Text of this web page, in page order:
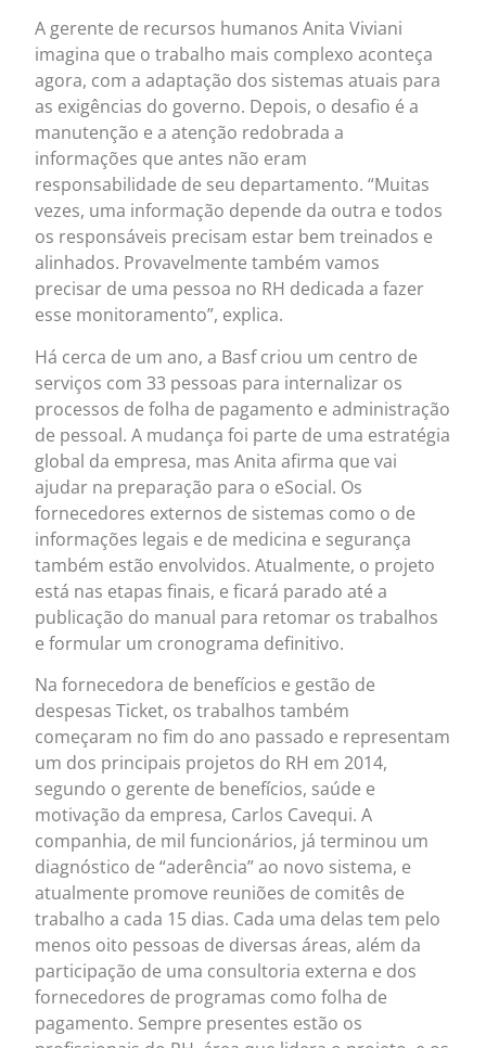
A gerente de recursos humanos Anita Viviani
imagina que o trabalho mais complexo aconteça
agora, com a adaptação dos sistemas atuais para
as exigências do governo. Depois, o desafio é a
manutenção e a atenção redobrada a
informações que antes não eram
responsabilidade de seu departamento. “Muitas
vezes, uma informação depende da outra e todos
os responsáveis precisam estar bem treinados e
alinhados. Provavelmente também vamos
precisar de uma pessoa no RH dedicada a fazer
esse monitoramento”, explica.
Há cerca de um ano, a Basf criou um centro de
serviços com 33 pessoas para internalizar os
processos de folha de pagamento e administração
de pessoal. A mudança foi parte de uma estratégia
global da empresa, mas Anita afirma que vai
ajudar na preparação para o eSocial. Os
fornecedores externos de sistemas como o de
informações legais e de medicina e segurança
também estão envolvidos. Atualmente, o projeto
está nas etapas finais, e ficará parado até a
publicação do manual para retomar os trabalhos
e formular um cronograma definitivo.
Na fornecedora de benefícios e gestão de
despesas Ticket, os trabalhos também
começaram no fim do ano passado e representam
um dos principais projetos do RH em 2014,
segundo o gerente de benefícios, saúde e
motivação da empresa, Carlos Cavequi. A
companhia, de mil funcionários, já terminou um
diagnóstico de “aderência” ao novo sistema, e
atualmente promove reuniões de comitês de
trabalho a cada 15 dias. Cada uma delas tem pelo
menos oito pessoas de diversas áreas, além da
participação de uma consultoria externa e dos
fornecedores de programas como folha de
pagamento. Sempre presentes estão os